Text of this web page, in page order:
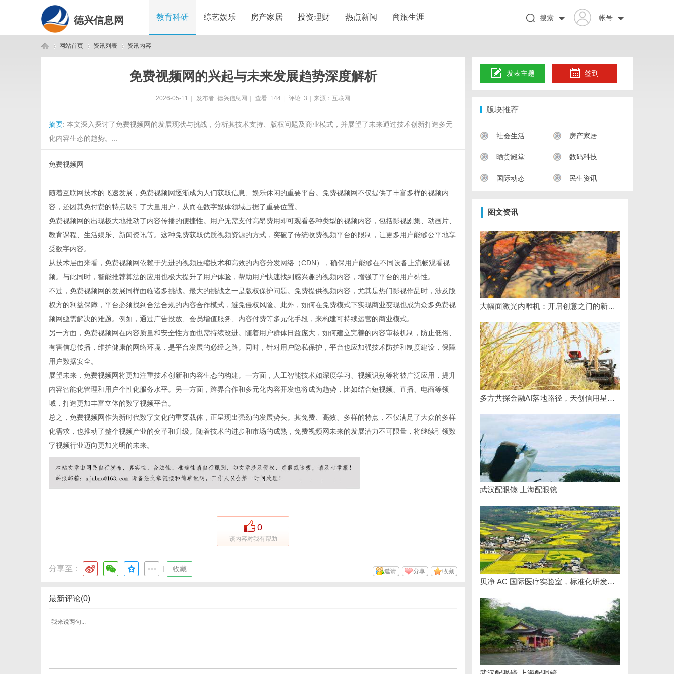
德兴信息网 教育科研 综艺娱乐 房产家居 投资理财 热点新闻 商旅生涯 帐号
搜索
网站首页 资讯列表 资讯内容
免费视频网的兴起与未来发展趋势深度解析
2026-05-11 发布者: 德兴信息网 查看: 144 评论: 3 来源：互联网
摘要: 本文深入探讨了免费视频网的发展现状与挑战，分析其技术支持、版权问题及商业模式，并展望了未来通过技术创新打造多元
化内容生态的趋势。...
免费视频网
随着互联网技术的飞速发展，免费视频网逐渐成为人们获取信息、娱乐休闲的重要平台。免费视频网不仅提供了丰富多样的视频内
容，还因其免付费的特点吸引了大量用户，从而在数字媒体领域占据了重要位置。
免费视频网的出现极大地推动了内容传播的便捷性。用户无需支付高昂费用即可观看各种类型的视频内容，包括影视剧集、动画片、
教育课程、生活娱乐、新闻资讯等。这种免费获取优质视频资源的方式，突破了传统收费视频平台的限制，让更多用户能够公平地享
受数字内容。
从技术层面来看，免费视频网依赖于先进的视频压缩技术和高效的内容分发网络（CDN），确保用户能够在不同设备上流畅观看视
频。与此同时，智能推荐算法的应用也极大提升了用户体验，帮助用户快速找到感兴趣的视频内容，增强了平台的用户黏性。
不过，免费视频网的发展同样面临诸多挑战。最大的挑战之一是版权保护问题。免费提供视频内容，尤其是热门影视作品时，涉及版
权方的利益保障，平台必须找到合法合规的内容合作模式，避免侵权风险。此外，如何在免费模式下实现商业变现也成为众多免费视
频网亟需解决的难题。例如，通过广告投放、会员增值服务、内容付费等多元化手段，来构建可持续运营的商业模式。
另一方面，免费视频网在内容质量和安全性方面也需持续改进。随着用户群体日益庞大，如何建立完善的内容审核机制，防止低俗、
有害信息传播，维护健康的网络环境，是平台发展的必经之路。同时，针对用户隐私保护，平台也应加强技术防护和制度建设，保障
用户数据安全。
展望未来，免费视频网将更加注重技术创新和内容生态的构建。一方面，人工智能技术如深度学习、视频识别等将被广泛应用，提升
内容智能化管理和用户个性化服务水平。另一方面，跨界合作和多元化内容开发也将成为趋势，比如结合短视频、直播、电商等领
域，打造更加丰富立体的数字视频平台。
总之，免费视频网作为新时代数字文化的重要载体，正呈现出强劲的发展势头。其免费、高效、多样的特点，不仅满足了大众的多样
化需求，也推动了整个视频产业的变革和升级。随着技术的进步和市场的成熟，免费视频网未来的发展潜力不可限量，将继续引领数
字视频行业迈向更加光明的未来。
0
该内容对我有帮助
分享至： 收藏 收藏
分享
邀请
最新评论(0)
发表主题 签到
版块推荐
社会生活 房产家居
晒货殿堂 数码科技
国际动态 民生资讯
图文资讯
大幅面激光内雕机：开启创意之门的新科技利器
多方共探金融AI落地路径，天创信用星图AI助力产业金融智能升级
武汉配眼镜 上海配眼镜
贝净 AC 国际医疗实验室，标准化研发体系全解析